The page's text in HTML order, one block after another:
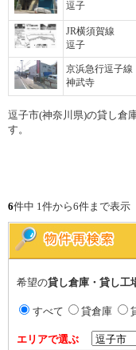
逗子
JR横須賀線
逗子
京浜急行逗子線
神武寺
逗子市(神奈川県)の貸し倉
す。
6件中 1件から6件まで表示
希望の貸し倉庫・貸し工
すべて 貸倉庫
エリアで選ぶ